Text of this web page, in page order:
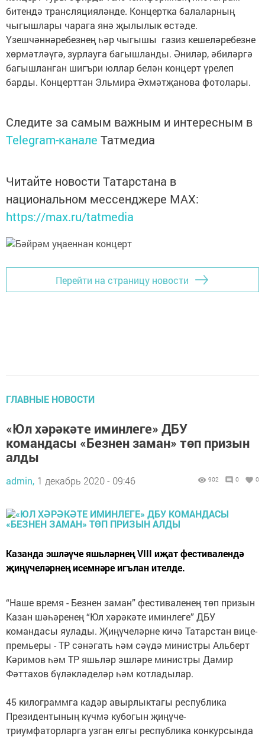
битендә трансляцияләнде. Концертка балаларның
чыгышлары чарага янә җылылык өстәде.
Үзешчәннәребезнең һәр чыгышы газиз кешеләребезне
хөрмәтләүгә, зурлауга багышланды. Әниләр, әбиләргә
багышланган шигъри юллар белән концерт үрелеп
барды. Концерттан Эльмира Әхмәтҗанова фотолары.
Следите за самым важным и интересным в
Telegram-канале Татмедиа
Читайте новости Татарстана в
национальном мессенджере MАХ:
https://max.ru/tatmedia
Перейти на страницу новости
ГЛАВНЫЕ НОВОСТИ
«Юл хәрәкәте иминлеге» ДБУ
командасы «Безнен заман» төп призын
алды
admin, 1 декабрь 2020 - 09:46 902 0 0
Казанда эшләүче яшьләрнең VIII иҗат фестивалендә
җиңүчеләрнең исемнәре игълан ителде.
“Наше время - Безнен заман” фестиваленең төп призын
Казан шәһәренең “Юл хәрәкәте иминлеге” ДБУ
командасы яулады. Җиңүчеләрне кичә Татарстан вице-
премьеры - ТР сәнәгать һәм сәүдә министры Альберт
Кәримов һәм ТР яшьләр эшләре министры Дамир
Фәттахов бүләкләделәр һәм котладылар.
45 килограммга кадәр авырлыктагы республика
Президентының күчмә кубогын җиңүче-
триумфаторларга узган елгы республика конкурсында